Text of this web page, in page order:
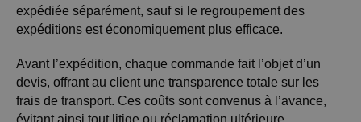
expédiée séparément, sauf si le regroupement des
expéditions est économiquement plus efficace.
Avant l’expédition, chaque commande fait l’objet d’un
devis, offrant au client une transparence totale sur les
frais de transport. Ces coûts sont convenus à l’avance,
évitant ainsi tout litige ou réclamation ultérieure